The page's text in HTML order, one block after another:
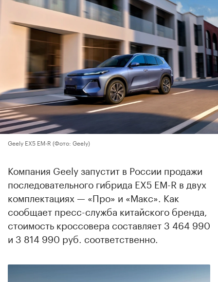
Geely EX5 EM-R (Фото: Geely)
Компания Geely запустит в России продажи
последовательного гибрида EX5 EM-R в двух
комплектациях — «Про» и «Макс». Как
сообщает пресс-служба китайского бренда,
стоимость кроссовера составляет 3 464 990
и 3 814 990 руб. соответственно.